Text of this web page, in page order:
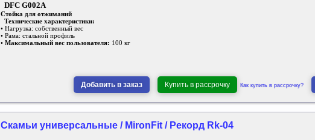
DFC G002A
Стойка для отжиманий
Технические характеристики:
• Нагрузка: собственный вес
• Рама: стальной профиль
• Максимальный вес пользователя: 100 кг
Добавить в заказ Купить в рассрочку Как купить в рассрочку?
Скамьи универсальные / MironFit / Рекорд Rk-04